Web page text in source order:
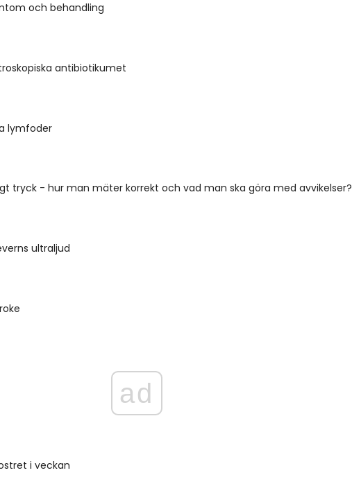
och behandling
antibiotikumet
lymfoder
tryck - hur man mäter korrekt och vad man ska göra med avvikelser?
ultraljud
ad
i veckan